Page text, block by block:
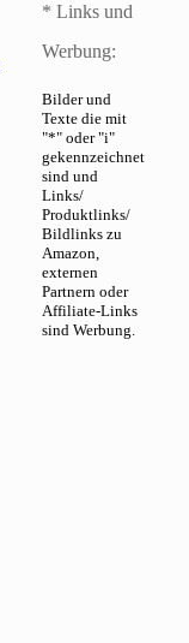
* Links und
Werbung:
Bilder und
Texte die mit
"*" oder "i"
gekennzeichnet
sind und
Links/
Produktlinks/
Bildlinks zu
Amazon,
externen
Partnern oder
Affiliate-Links
sind Werbung.